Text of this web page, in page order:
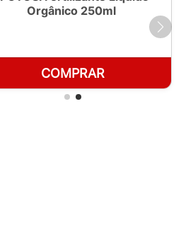
Orgânico 250ml
COMPRAR